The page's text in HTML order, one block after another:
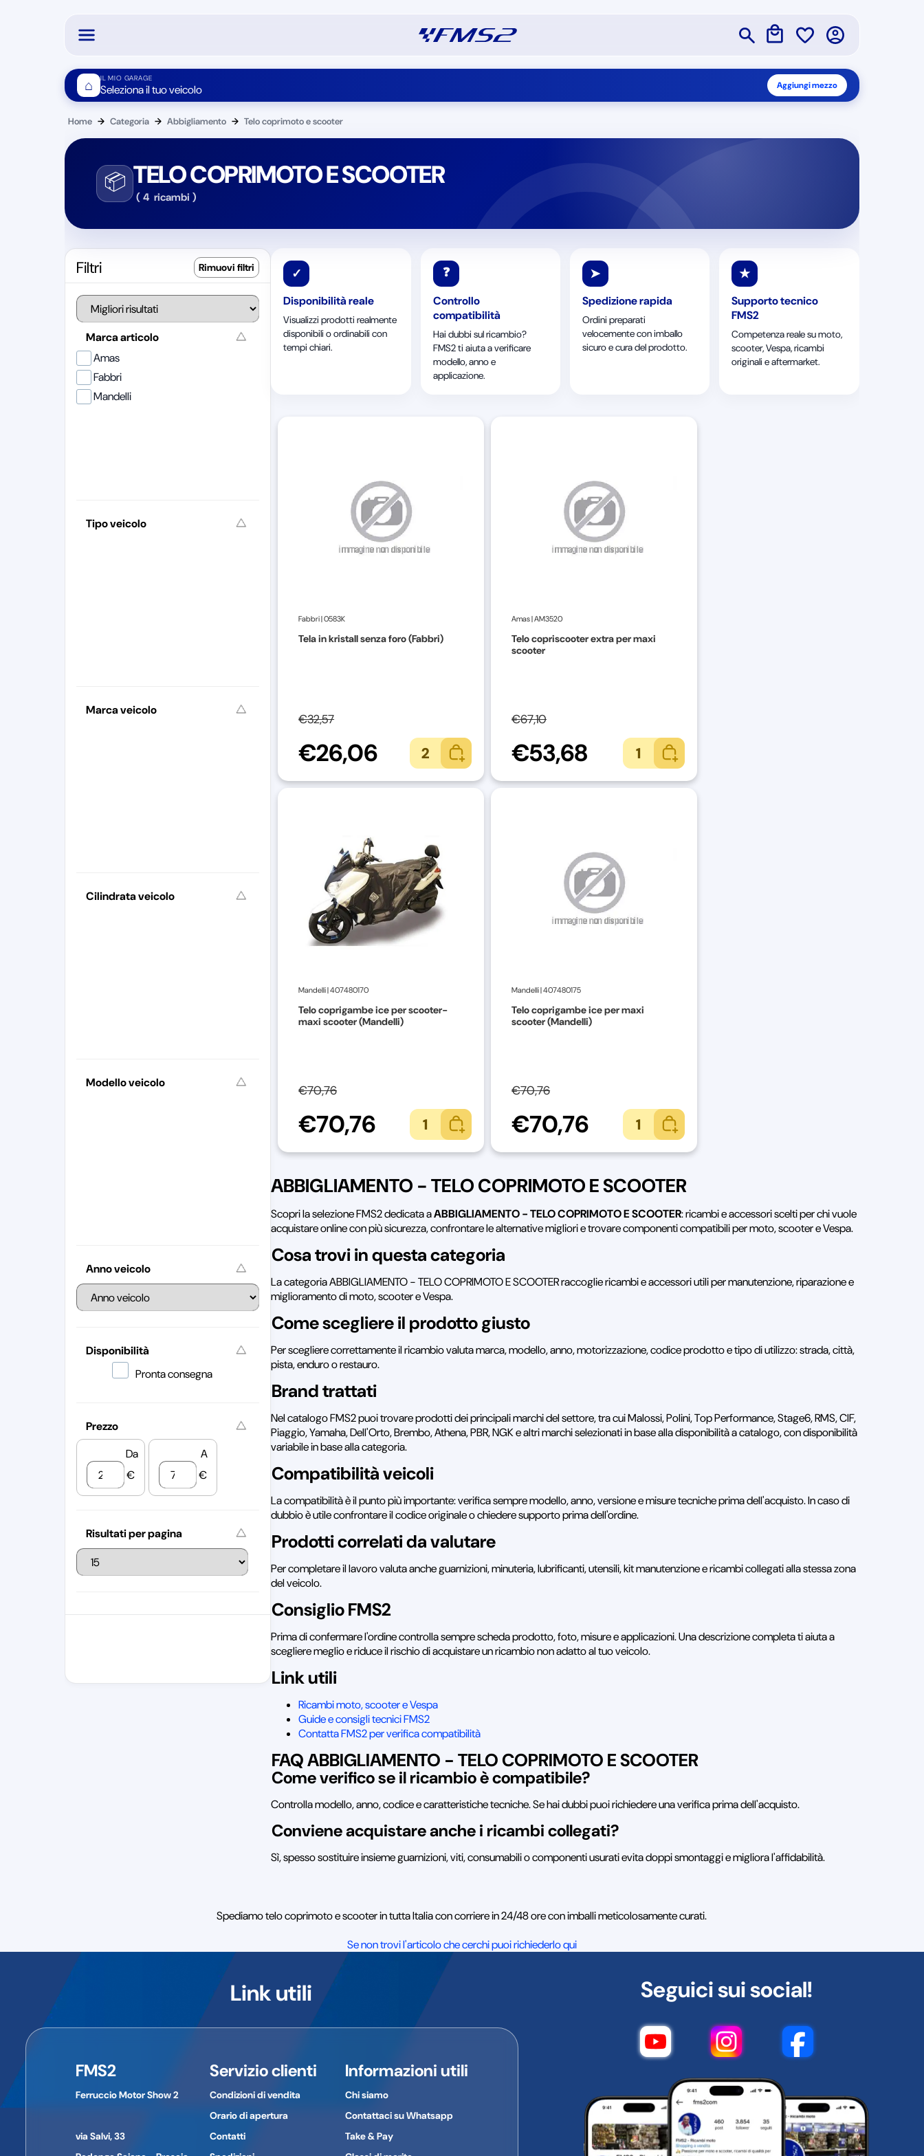
⌂ IL MIO GARAGE
Seleziona il tuo veicolo Aggiungi mezzo
Home → Categoria → Abbigliamento → Telo coprimoto e scooter
📦 TELO COPRIMOTO E SCOOTER
( 4 ricambi )
Filtri
Marca articolo
Amas
Fabbri
Mandelli
Tipo veicolo
Marca veicolo
Cilindrata veicolo
Modello veicolo
Anno veicolo
Disponibilità
Pronta consegna
Prezzo
Da
€
A
€
Risultati per pagina
✓
Disponibilità reale
Visualizzi prodotti realmente
disponibili o ordinabili con
tempi chiari.
❓
Controllo
compatibilità
Hai dubbi sul ricambio?
FMS2 ti aiuta a verificare
modello, anno e
applicazione.
➤
Spedizione rapida
Ordini preparati
velocemente con imballo
sicuro e cura del prodotto.
★
Supporto tecnico
FMS2
Competenza reale su moto,
scooter, Vespa, ricambi
originali e aftermarket.
Fabbri|0583K
Tela in kristall senza foro (Fabbri)
€32,57
€26,06 2
Amas|AM3520
Telo copriscooter extra per maxi
scooter
€67,10
€53,68 1
Mandelli|407480170
Telo coprigambe ice per scooter-
maxi scooter (Mandelli)
€70,76
€70,76 1
Mandelli|407480175
Telo coprigambe ice per maxi
scooter (Mandelli)
€70,76
€70,76 1
ABBIGLIAMENTO - TELO COPRIMOTO E SCOOTER
Scopri la selezione FMS2 dedicata aABBIGLIAMENTO - TELO COPRIMOTO E SCOOTER: ricambi e accessori scelti per chi vuole
acquistare online con più sicurezza, confrontare le alternative migliori e trovare componenti compatibili per moto, scooter e Vespa.
Cosa trovi in questa categoria
La categoria ABBIGLIAMENTO - TELO COPRIMOTO E SCOOTER raccoglie ricambi e accessori utili per manutenzione, riparazione e
miglioramento di moto, scooter e Vespa.
Come scegliere il prodotto giusto
Per scegliere correttamente il ricambio valuta marca, modello, anno, motorizzazione, codice prodotto e tipo di utilizzo: strada, città,
pista, enduro o restauro.
Brand trattati
Nel catalogo FMS2 puoi trovare prodotti dei principali marchi del settore, tra cui Malossi, Polini, Top Performance, Stage6, RMS, CIF,
Piaggio, Yamaha, Dell'Orto, Brembo, Athena, PBR, NGK e altri marchi selezionati in base alla disponibilità a catalogo, con disponibilità
variabile in base alla categoria.
Compatibilità veicoli
La compatibilità è il punto più importante: verifica sempre modello, anno, versione e misure tecniche prima dell'acquisto. In caso di
dubbio è utile confrontare il codice originale o chiedere supporto prima dell'ordine.
Prodotti correlati da valutare
Per completare il lavoro valuta anche guarnizioni, minuteria, lubrificanti, utensili, kit manutenzione e ricambi collegati alla stessa zona
del veicolo.
Consiglio FMS2
Prima di confermare l'ordine controlla sempre scheda prodotto, foto, misure e applicazioni. Una descrizione completa ti aiuta a
scegliere meglio e riduce il rischio di acquistare un ricambio non adatto al tuo veicolo.
Link utili
Ricambi moto, scooter e Vespa
Guide e consigli tecnici FMS2
Contatta FMS2 per verifica compatibilità
FAQ ABBIGLIAMENTO - TELO COPRIMOTO E SCOOTER
Come verifico se il ricambio è compatibile?
Controlla modello, anno, codice e caratteristiche tecniche. Se hai dubbi puoi richiedere una verifica prima dell'acquisto.
Conviene acquistare anche i ricambi collegati?
Sì, spesso sostituire insieme guarnizioni, viti, consumabili o componenti usurati evita doppi smontaggi e migliora l'affidabilità.
Spediamo telo coprimoto e scooter in tutta Italia con corriere in 24/48 ore con imballi meticolosamente curati.
Se non trovi l'articolo che cerchi puoi richiederlo qui
Link utili
FMS2
Ferruccio Motor Show 2
via Salvi, 33
Servizio clienti
Condizioni di vendita
Orario di apertura
Contatti
Informazioni utili
Chi siamo
Contattaci su Whatsapp
Take & Pay
Seguici sui social!